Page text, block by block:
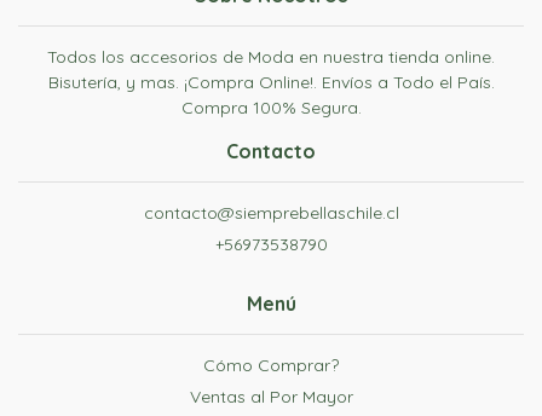
Todos los accesorios de Moda en nuestra tienda online.
Bisutería, y mas. ¡Compra Online!. Envíos a Todo el País.
Compra 100% Segura.
Contacto
contacto@siemprebellaschile.cl
+56973538790
Menú
Cómo Comprar?
Ventas al Por Mayor